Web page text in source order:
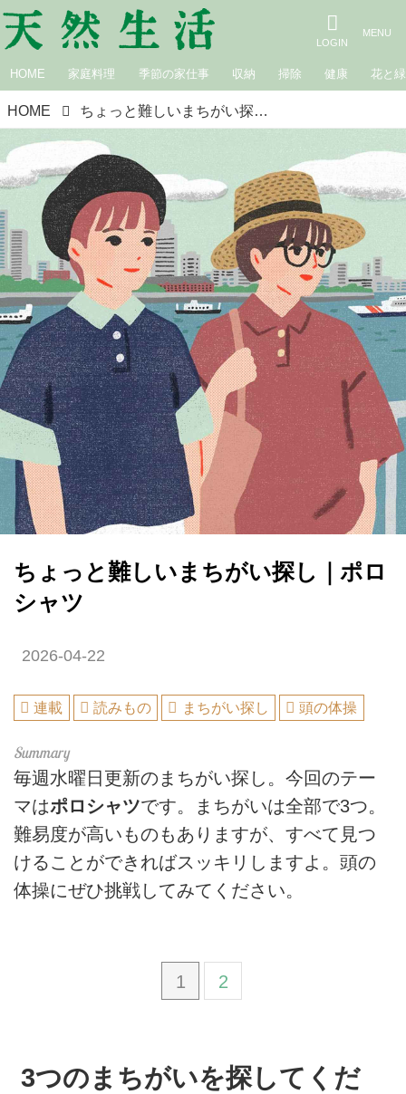
HOME 家庭料理 季節の家仕事 収納 掃除 健康 花と緑
HOME ちょっと難しいまちがい探し｜ポロシャツ
ちょっと難しいまちがい探し｜ポロ
シャツ
2026-04-22
連載 読みもの まちがい探し 頭の体操
毎週水曜日更新のまちがい探し。今回のテー
マはポロシャツです。まちがいは全部で3つ。
難易度が高いものもありますが、すべて見つ
けることができればスッキリしますよ。頭の
体操にぜひ挑戦してみてください。
1 2
3つのまちがいを探してくだ